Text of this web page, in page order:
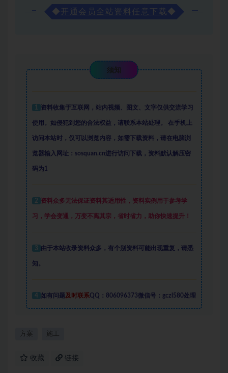
◆ 开通会员全站资料任意下载◆
须知
1 资料收集于互联网 ， 站内视频、图文、文字仅供交流学习
使用。如侵犯到您的合法权益，请联系本站处理。 在手机上
访问本站时，仅可以浏览内容，如需下载资料，请在电脑浏
览器输入网址：sosquan.cn进行访问下载， 资料默认解压密
码为1
2 资料众多无法保证资料其适用性，资料实例 用于参考学
习，学会变通，万变不离其宗，省时省力，助你快速提升！
3 由于本站收录资料众多，有个别资料可能出现重复，请悉
知。
4 如有问题及时联系QQ：806096373微信号：gczl580处理
方案 施工
收藏 链接